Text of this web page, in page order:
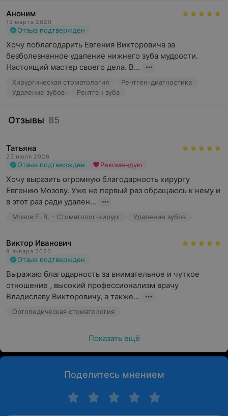
Аноним
13 марта 2020
Отзыв подтвержден
Хочу поблагодарить Евгения Викторовича за
безболезненное удаление нижнего зуба мудрости.
Настоящий мастер своего дела. В...
Хирургическая стоматология
Рентген-диагностика
Удаление зубов
Рентген зуба
Отзывы 85
Татьяна
23 июля 2026
Отзыв подтвержден Рекомендую
Хочу выразить огромную благодарность хирургу
Евгению Мозову. Уже не первый раз обращаюсь к нему и
в этот раз ради удален...
Мозов Е. В. - Стоматолог-хирург Удаление зубов
Виктор Иванович
8 января 2026
Отзыв подтвержден
Выражаю благодарность за внимательное и чуткое
отношение , высокий профессионализм врачу
Владиславу Викторовичу, а также...
Ортопедическая стоматология
Показать ещё
Поделитесь мнением